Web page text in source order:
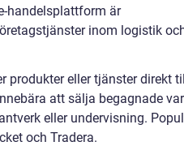
handelsplattform är
inom logistik
produkter eller tjänster direkt
att sälja begagnade
eller undervisning.
och Tradera.